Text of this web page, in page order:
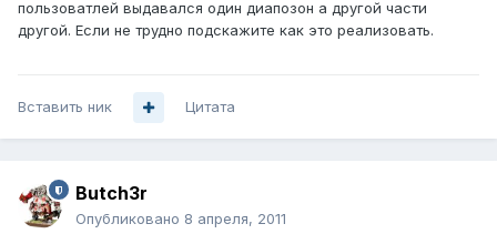
пользоватлей выдавался один диапозон а другой части
другой. Если не трудно подскажите как это реализовать.
Вставить ник Цитата
Butch3r
Опубликовано 8 апреля, 2011